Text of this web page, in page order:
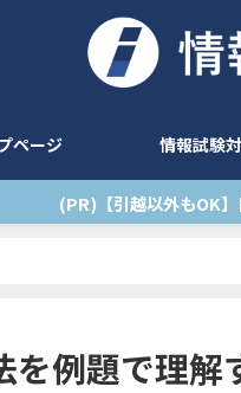
ページ 情報試験
(PR)【引越以外もOK
例題で理解